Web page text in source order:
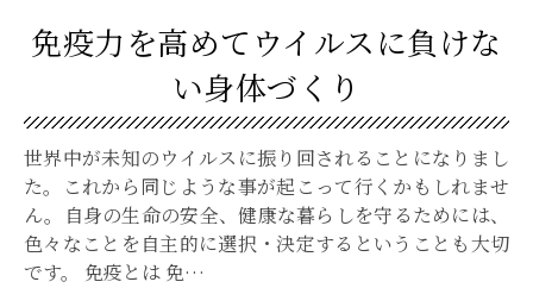
免疫力を高めてウイルスに負けな
い身体づくり
世界中が未知のウイルスに振り回されることになりまし
た。これから同じような事が起こって行くかもしれませ
ん。自身の生命の安全、健康な暮らしを守るためには、
色々なことを自主的に選択・決定するということも大切
です。 免疫とは 免…